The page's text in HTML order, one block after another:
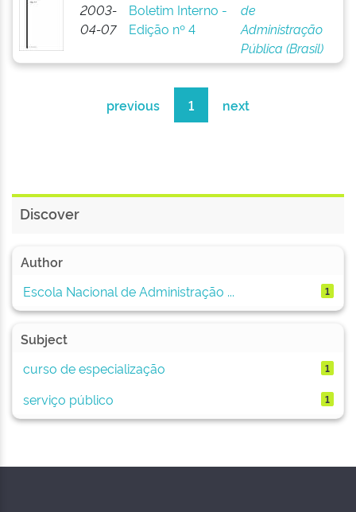
2003-
04-07
Boletim Interno -
Edição nº 4
de
Administração
Pública (Brasil)
previous 1 next
Discover
Author
Escola Nacional de Administração ...
1
Subject
curso de especialização
1
serviço público 1